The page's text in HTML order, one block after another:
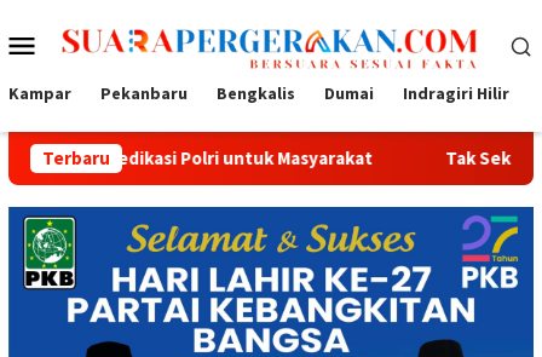
ke
Menu
Mobile
Kampar Pekanbaru Bengkalis Dumai Indragiri Hilir
TerbaruTak Sekadar Bersih dan Sehat, Air Minum